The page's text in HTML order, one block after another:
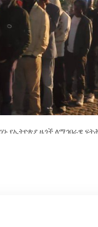
የኢትዮጵያ ዜጎች ለማኅበራዊ